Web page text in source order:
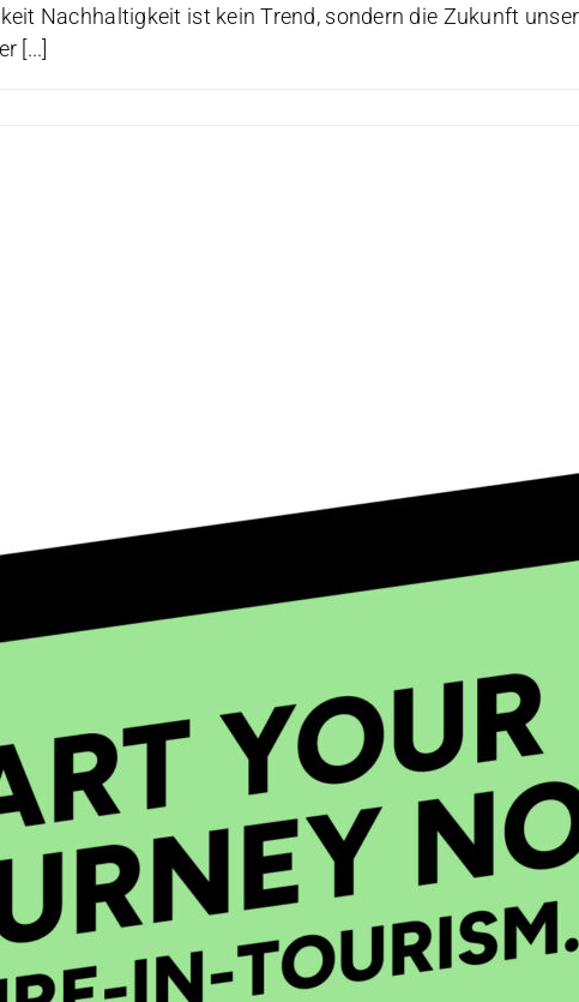
Nachhaltigkeit ist kein Trend, sondern die Zukunft
[...]